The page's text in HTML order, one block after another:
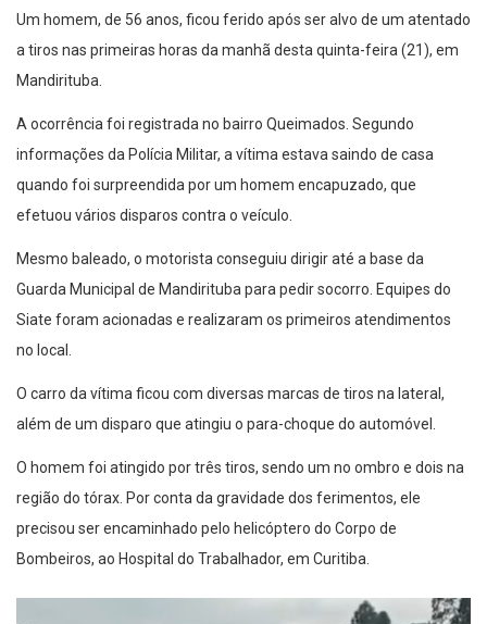
Um homem, de 56 anos, ficou ferido após ser alvo de um atentado
a tiros nas primeiras horas da manhã desta quinta-feira (21), em
Mandirituba.
A ocorrência foi registrada no bairro Queimados. Segundo
informações da Polícia Militar, a vítima estava saindo de casa
quando foi surpreendida por um homem encapuzado, que
efetuou vários disparos contra o veículo.
Mesmo baleado, o motorista conseguiu dirigir até a base da
Guarda Municipal de Mandirituba para pedir socorro. Equipes do
Siate foram acionadas e realizaram os primeiros atendimentos
no local.
O carro da vítima ficou com diversas marcas de tiros na lateral,
além de um disparo que atingiu o para-choque do automóvel.
O homem foi atingido por três tiros, sendo um no ombro e dois na
região do tórax. Por conta da gravidade dos ferimentos, ele
precisou ser encaminhado pelo helicóptero do Corpo de
Bombeiros, ao Hospital do Trabalhador, em Curitiba.